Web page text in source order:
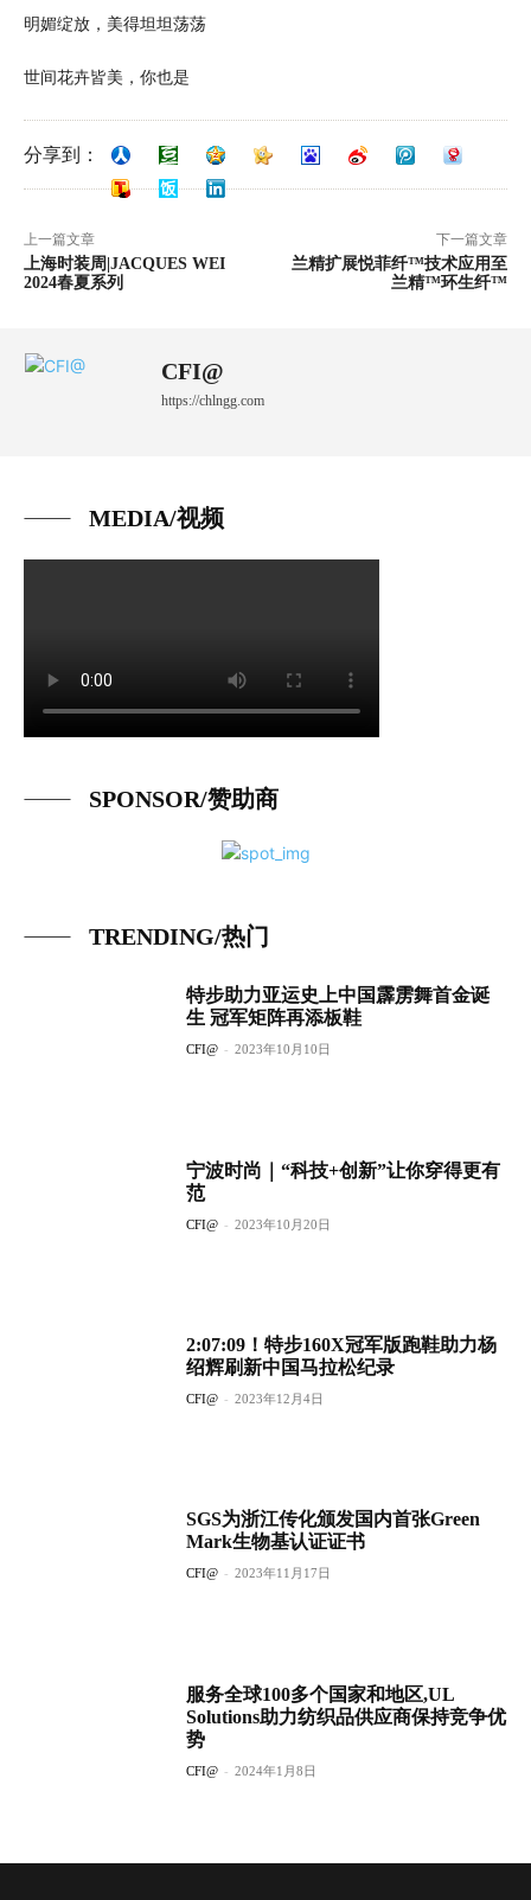
明媚绽放，美得坦坦荡荡
世间花卉皆美，你也是
分享到：
上一篇文章
上海时装周|JACQUES WEI
2024春夏系列
下一篇文章
兰精扩展悦菲纤™技术应用至
兰精™环生纤™
CFI@
https://chlngg.com
MEDIA/视频
SPONSOR/赞助商
TRENDING/热门
特步助力亚运史上中国霹雳舞首金诞
生 冠军矩阵再添板鞋
CFI@ - 2023年10月10日
宁波时尚｜“科技+创新”让你穿得更有
范
CFI@ - 2023年10月20日
2:07:09！特步160X冠军版跑鞋助力杨
绍辉刷新中国马拉松纪录
CFI@ - 2023年12月4日
SGS为浙江传化颁发国内首张Green
Mark生物基认证证书
CFI@ - 2023年11月17日
服务全球100多个国家和地区,UL
Solutions助力纺织品供应商保持竞争优
势
CFI@ - 2024年1月8日